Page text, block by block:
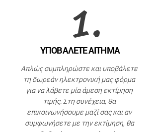
1.
ΥΠΟΒΑΛΕΤΕ ΑΙΤΗΜΑ
Απλώς συμπληρώστε και υποβάλετε
τη δωρεάν ηλεκτρονική μας φόρμα
για να λάβετε μία άμεση εκτίμηση
τιμής. Στη συνέχεια, θα
επικοινωνήσουμε μαζί σας και αν
συμφωνήσετε με την εκτίμηση, θα